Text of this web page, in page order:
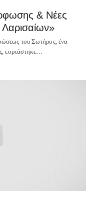
& Νέες
του Σωτήρος, ένα
εορτάστηκε…